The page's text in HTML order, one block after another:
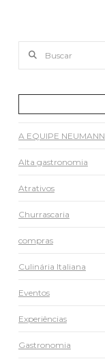
A EQUIPE NEUMANN
Alta gastronomia
Atrativos
Churrascaria
compras
Culinária Italiana
Eventos
Experiências
Gastronomia